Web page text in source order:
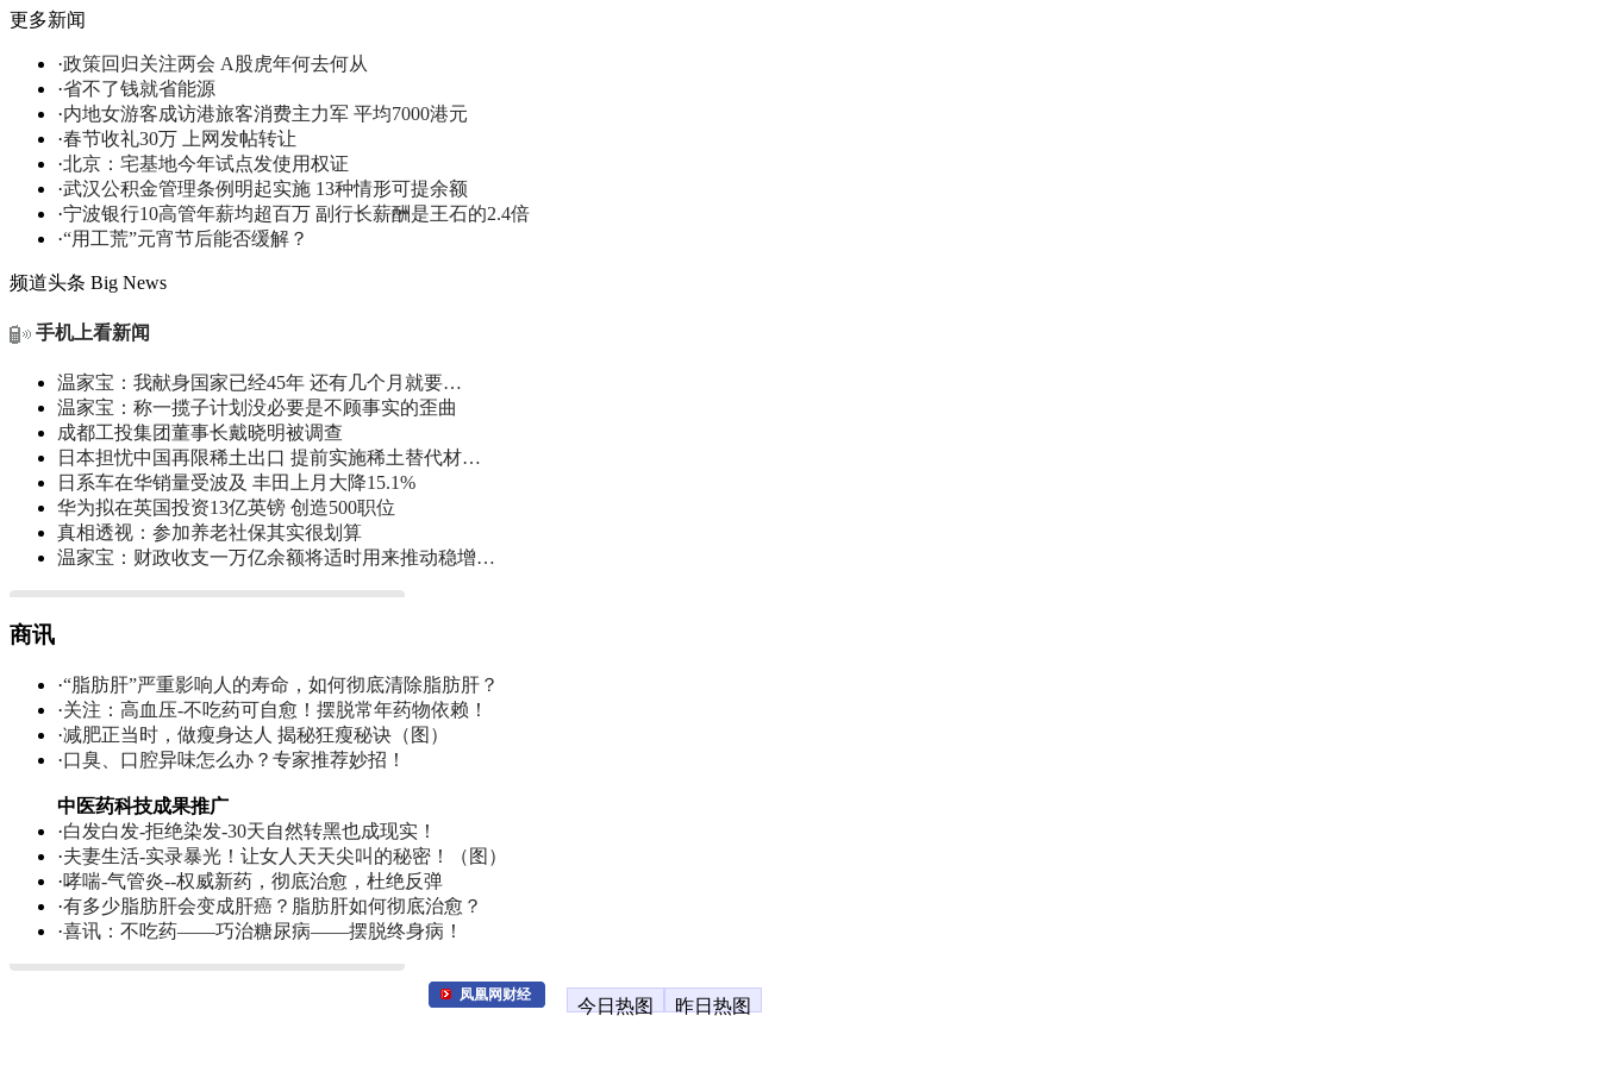
更多新闻
·政策回归关注两会 A股虎年何去何从
·省不了钱就省能源
·内地女游客成访港旅客消费主力军 平均7000港元
·春节收礼30万 上网发帖转让
·北京：宅基地今年试点发使用权证
·武汉公积金管理条例明起实施 13种情形可提余额
·宁波银行10高管年薪均超百万 副行长薪酬是王石的2.4倍
·“用工荒”元宵节后能否缓解？
频道头条 Big News
手机上看新闻
温家宝：我献身国家已经45年 还有几个月就要…
温家宝：称一揽子计划没必要是不顾事实的歪曲
成都工投集团董事长戴晓明被调查
日本担忧中国再限稀土出口 提前实施稀土替代材…
日系车在华销量受波及 丰田上月大降15.1%
华为拟在英国投资13亿英镑 创造500职位
真相透视：参加养老社保其实很划算
温家宝：财政收支一万亿余额将适时用来推动稳增…
商讯
·“脂肪肝”严重影响人的寿命，如何彻底清除脂肪肝？
·关注：高血压-不吃药可自愈！摆脱常年药物依赖！
·减肥正当时，做瘦身达人 揭秘狂瘦秘诀（图）
·口臭、口腔异味怎么办？专家推荐妙招！
中医药科技成果推广
·白发白发-拒绝染发-30天自然转黑也成现实！
·夫妻生活-实录暴光！让女人天天尖叫的秘密！（图）
·哮喘-气管炎--权威新药，彻底治愈，杜绝反弹
·有多少脂肪肝会变成肝癌？脂肪肝如何彻底治愈？
·喜讯：不吃药——巧治糖尿病——摆脱终身病！
凤凰网财经
今日热图 昨日热图